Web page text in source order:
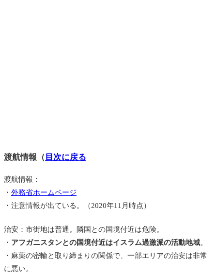
渡航情報（ 目次に戻る
渡航情報：
・ 外務省ホームページ
・注意情報が出ている。（2020年11月時点）
治安：市街地は普通。隣国との国境付近は危険。
・ アフガニスタンとの国境付近はイスラム過激派の活動地域。
・麻薬の密輸と取り締まりの関係で、一部エリアの治安は非常
に悪い。